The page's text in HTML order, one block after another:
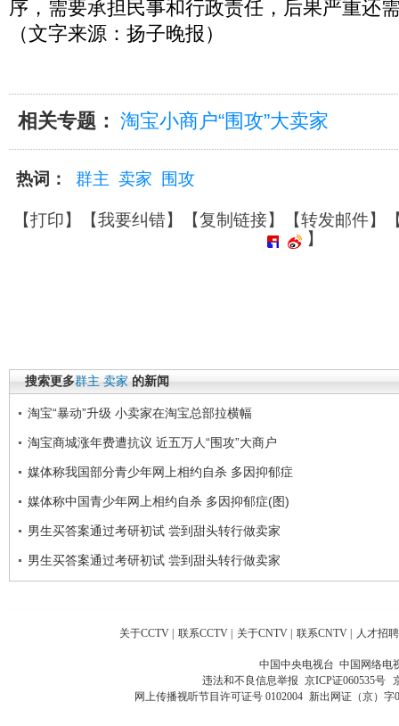
序，需要承担民事和行政责任，后果严重还
（文字来源：扬子晚报）
相关专题： 淘宝小商户“围攻”大卖家
热词： 群主 卖家 围攻
【打印】【我要纠错】【复制链接】【转发邮件】
】
搜索更多群主 卖家 的新闻
淘宝“暴动”升级 小卖家在淘宝总部拉横幅
淘宝商城涨年费遭抗议 近五万人“围攻”大商户
媒体称我国部分青少年网上相约自杀 多因抑郁症
媒体称中国青少年网上相约自杀 多因抑郁症(图)
男生买答案通过考研初试 尝到甜头转行做卖家
男生买答案通过考研初试 尝到甜头转行做卖家
关于CCTV | 联系CCTV | 关于CNTV | 联系CNTV | 人才招聘
中国中央电视台 中国网络电
违法和不良信息举报 京ICP证060535号
网上传播视听节目许可证号 0102004 新出网证（京）